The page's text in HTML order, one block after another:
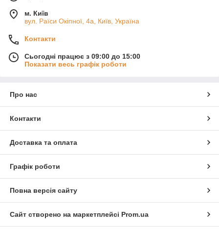
м. Київ
вул. Раїси Окіпної, 4а, Київ, Україна
Контакти
Сьогодні працює з 09:00 до 15:00
Показати весь графік роботи
Про нас
Контакти
Доставка та оплата
Графік роботи
Повна версія сайту
Сайт створено на маркетплейсі Prom.ua